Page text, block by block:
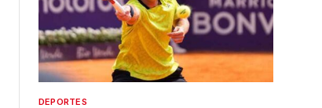
DEPORTES